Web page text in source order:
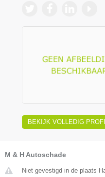
BEKIJK VOLLEDIG
M & H Autoschade
Niet gevestigd in de plaats